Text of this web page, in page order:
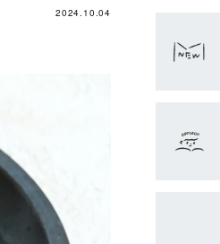
2024.10.04